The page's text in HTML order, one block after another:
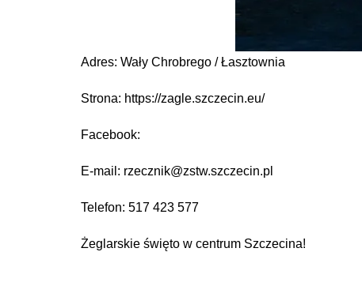
Adres: Wały Chrobrego / Łasztownia
Strona: https://zagle.szczecin.eu/
Facebook:
E-mail: rzecznik@zstw.szczecin.pl
Telefon: 517 423 577
Żeglarskie święto w centrum Szczecina!